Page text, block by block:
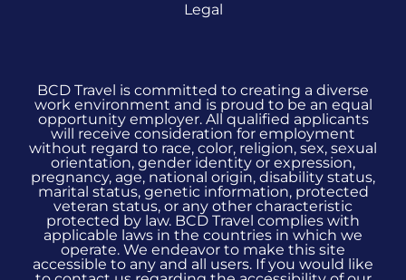
Legal
BCD Travel is committed to creating a diverse
work environment and is proud to be an equal
opportunity employer. All qualified applicants
will receive consideration for employment
without regard to race, color, religion, sex, sexual
orientation, gender identity or expression,
pregnancy, age, national origin, disability status,
marital status, genetic information, protected
veteran status, or any other characteristic
protected by law. BCD Travel complies with
applicable laws in the countries in which we
operate. We endeavor to make this site
accessible to any and all users. If you would like